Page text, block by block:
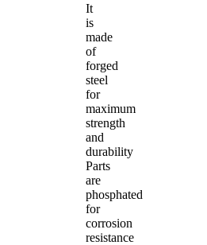
It
is
made
of
forged
steel
for
maximum
strength
and
durability
Parts
are
phosphated
for
corrosion
resistance